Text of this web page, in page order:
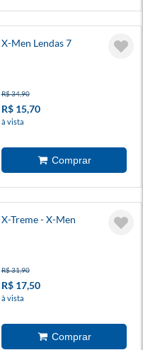
X-Men Lendas 7
R$ 34,90
R$ 15,70
à vista
X-Treme - X-Men
R$ 31,90
R$ 17,50
à vista